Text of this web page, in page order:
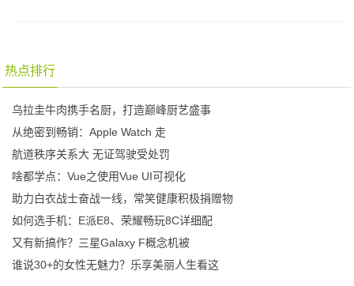
热点排行
乌拉圭牛肉携手名厨，打造巅峰厨艺盛事
从绝密到畅销：Apple Watch 走
航道秩序关系大 无证驾驶受处罚
啥都学点：Vue之使用Vue UI可视化
助力白衣战士奋战一线，常笑健康积极捐赠物
如何选手机：E派E8、荣耀畅玩8C详细配
又有新搞作？三星Galaxy F概念机被
谁说30+的女性无魅力？乐享美丽人生看这